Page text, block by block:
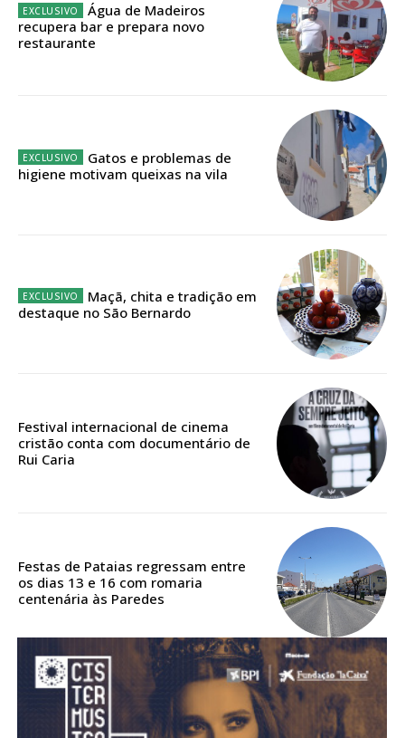
Água de Madeiros
recupera bar e prepara novo
restaurante
Gatos e problemas de
higiene motivam queixas na vila
Maçã, chita e tradição em
destaque no São Bernardo
Festival internacional de cinema
cristão conta com documentário de
Rui Caria
Festas de Pataias regressam entre
os dias 13 e 16 com romaria
centenária às Paredes